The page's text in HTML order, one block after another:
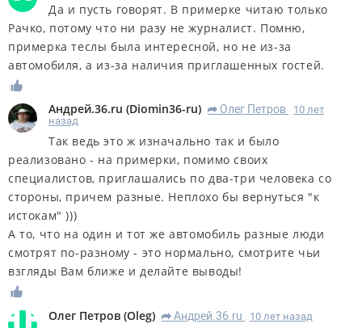
Да и пусть говорят. В примерке читаю только
Рачко, потому что ни разу не журналист. Помню,
примерка теслы была интересной, но не из-за
автомобиля, а из-за наличия приглашенных гостей.
Андрей.36.ru (Diomin36-ru) R Олег Петров
10 лет
назад
Так ведь это ж изначально так и было
реализовано - на примерки, помимо своих
специалистов, приглашались по два-три человека со
стороны, причем разные. Неплохо бы вернуться "к
истокам" )))
А то, что на один и тот же автомобиль разные люди
смотрят по-разному - это нормально, смотрите чьи
взгляды Вам ближе и делайте выводы!
Олег Петров (Oleg) R Андрей.36.ru 10 лет назад